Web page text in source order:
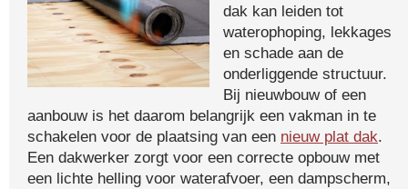
dak kan leiden tot
waterophoping, lekkages
en schade aan de
onderliggende structuur.
Bij nieuwbouw of een
aanbouw is het daarom belangrijk een vakman in te
schakelen voor de plaatsing van een nieuw plat dak.
Een dakwerker zorgt voor een correcte opbouw met
een lichte helling voor waterafvoer, een dampscherm,